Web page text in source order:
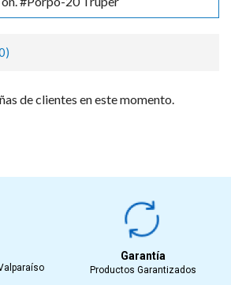
de clientes en este momento.
Garantía
Productos Garantizados